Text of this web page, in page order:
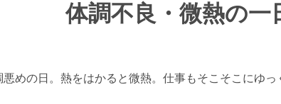
体調不良・微熱の一
めの日。熱をはかると微熱。仕事もそこそこにゆっ